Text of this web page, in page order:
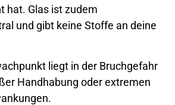
hat. Glas ist zudem
und gibt keine Stoffe an deine
liegt in der Bruchgefahr
Handhabung oder extremen